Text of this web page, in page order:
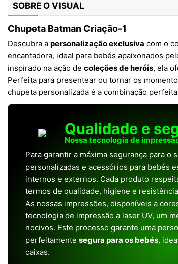
SOBRE O VISUAL
Chupeta Batman Criação-1
Descubra a personalização exclusiva com o
encantadora, ideal para bebés apaixonados
inspirado na ação de coleções de heróis, ela
Perfeita para presentear ou tornar os
chupeta personalizada é a combinação
Qualidade e
Nossa tecnologia de
Para garantir a máxima segurança para o
personalizadas e acessórios para bebés
internos e externos. Cada produto
termos de qualidade, higiene e
As nossas impressões, disponíveis a
tecnologia de impressão a laser UV, um
nocivos. Este processo garante uma
perfeitamente segura para os bebés,
caixas.